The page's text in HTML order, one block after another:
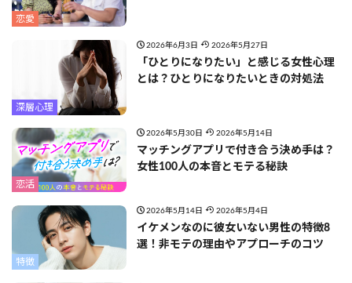
恋愛
深層心理
2026年6月3日 2026年5月27日
「ひとりになりたい」と感じる女性心理
とは？ひとりになりたいときの対処法
恋活
2026年5月30日 2026年5月14日
マッチングアプリで付き合う決め手は？
女性100人の本音とモテる秘訣
特徴
2026年5月14日 2026年5月4日
イケメンなのに彼女いない男性の特徴8
選！非モテの理由やアプローチのコツ